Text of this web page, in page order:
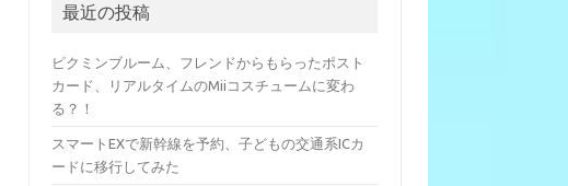
最近の投稿
ピクミンブルーム、フレンドからもらったポスト
カード、リアルタイムのMiiコスチュームに変わ
る？！
スマートEXで新幹線を予約、子どもの交通系ICカ
ードに移行してみた